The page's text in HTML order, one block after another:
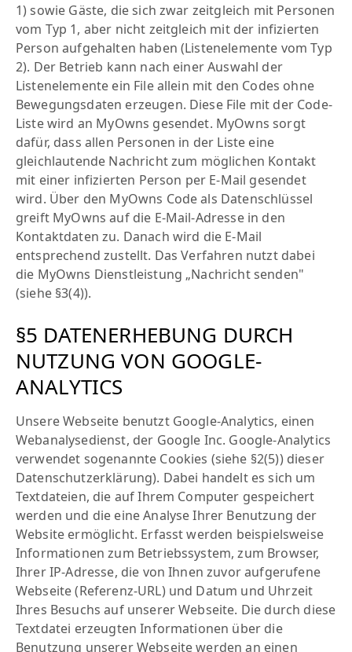
1) sowie Gäste, die sich zwar zeitgleich mit Personen
vom Typ 1, aber nicht zeitgleich mit der infizierten
Person aufgehalten haben (Listenelemente vom Typ
2). Der Betrieb kann nach einer Auswahl der
Listenelemente ein File allein mit den Codes ohne
Bewegungsdaten erzeugen. Diese File mit der Code-
Liste wird an MyOwns gesendet. MyOwns sorgt
dafür, dass allen Personen in der Liste eine
gleichlautende Nachricht zum möglichen Kontakt
mit einer infizierten Person per E-Mail gesendet
wird. Über den MyOwns Code als Datenschlüssel
greift MyOwns auf die E-Mail-Adresse in den
Kontaktdaten zu. Danach wird die E-Mail
entsprechend zustellt. Das Verfahren nutzt dabei
die MyOwns Dienstleistung „Nachricht senden"
(siehe §3(4)).
§5 DATENERHEBUNG DURCH
NUTZUNG VON GOOGLE-
ANALYTICS
Unsere Webseite benutzt Google-Analytics, einen
Webanalysedienst, der Google Inc. Google-Analytics
verwendet sogenannte Cookies (siehe §2(5)) dieser
Datenschutzerklärung). Dabei handelt es sich um
Textdateien, die auf Ihrem Computer gespeichert
werden und die eine Analyse Ihrer Benutzung der
Website ermöglicht. Erfasst werden beispielsweise
Informationen zum Betriebssystem, zum Browser,
Ihrer IP-Adresse, die von Ihnen zuvor aufgerufene
Webseite (Referenz-URL) und Datum und Uhrzeit
Ihres Besuchs auf unserer Webseite. Die durch diese
Textdatei erzeugten Informationen über die
Benutzung unserer Webseite werden an einen